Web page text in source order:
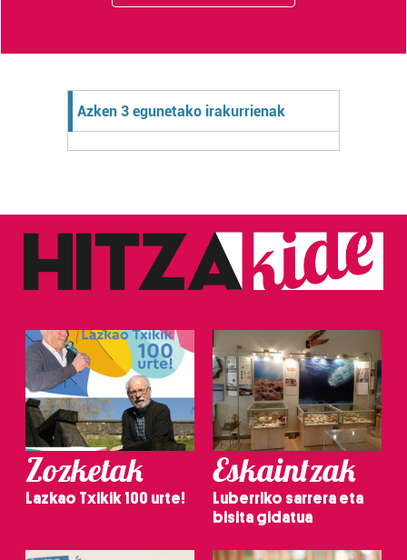
Azken 3 egunetako irakurrienak
Zozketak
Lazkao Txikik 100 urte!
Eskaintzak
Luberriko sarrera eta
bisita gidatua